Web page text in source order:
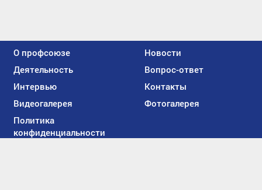
О профсоюзе
Новости
Деятельность
Вопрос-ответ
Интервью
Контакты
Видеогалерея
Фотогалерея
Политика
конфиденциальности